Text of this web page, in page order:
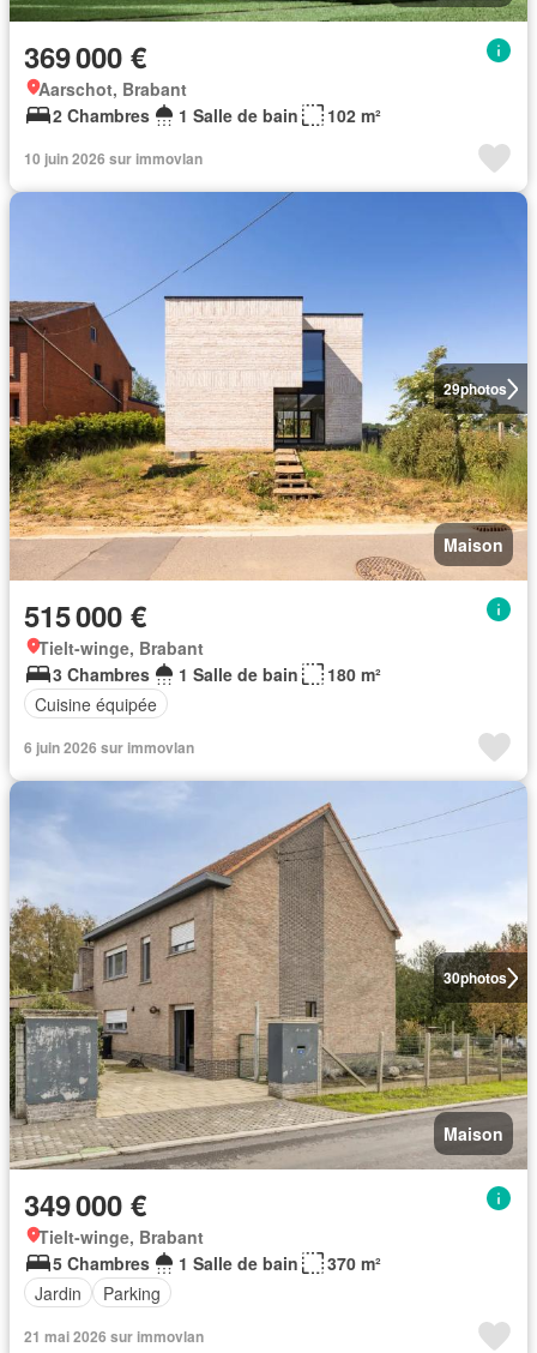
369 000 €
Aarschot, Brabant
2 Chambres
1 Salle de bain 102 m²
10 juin 2026 sur immovlan
29photos
Maison
515 000 €
Tielt-winge, Brabant
3 Chambres
1 Salle de bain
180 m²
Cuisine équipée
6 juin 2026 sur immovlan
30photos
Maison
349 000 €
Tielt-winge, Brabant
5 Chambres
1 Salle de bain
370 m²
Jardin
Parking
21 mai 2026 sur immovlan